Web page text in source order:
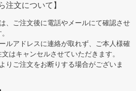
注文について】
、ご注文後に電話やメールにて確認させ
ルアドレスに連絡が取れず、ご本人様確
はキャンセルさせていただきます。
りご注文をお断りする場合がございま